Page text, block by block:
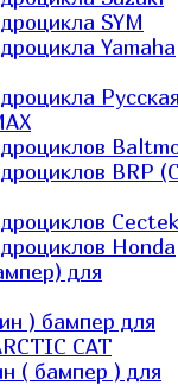
SYM
Yamaha
BRP
Cectek
Honda
для
) бампер для
CAT
( бампер ) для